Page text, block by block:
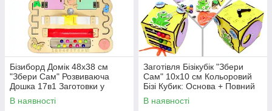
Бізиборд Домік 48x38 см
"Збери Сам" Розвиваюча
Дошка 17в1 Заготовки у
Разобранному вигляді +
Деталі та Фарба
В наявності
Заготівля Бізікубік "Збери
Сам" 10х10 см Кольоровий
Бізі Кубик: Основа + Повний
Комплект (в Розібраному
Виді) Кубік Бізи, Жовтий
В наявності